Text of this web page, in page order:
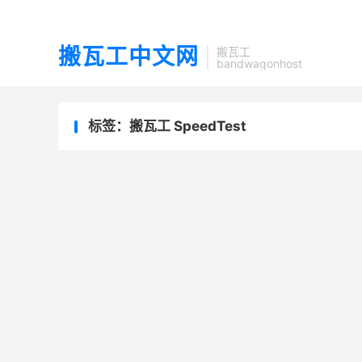
搬瓦工中文网
搬瓦工
bandwagonhost
标签：搬瓦工 SpeedTest